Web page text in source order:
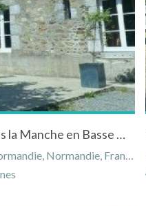
Chambres d'hôtes à Heugueville sur Sienne dans la Manche en Basse Normandie
Normandie, France